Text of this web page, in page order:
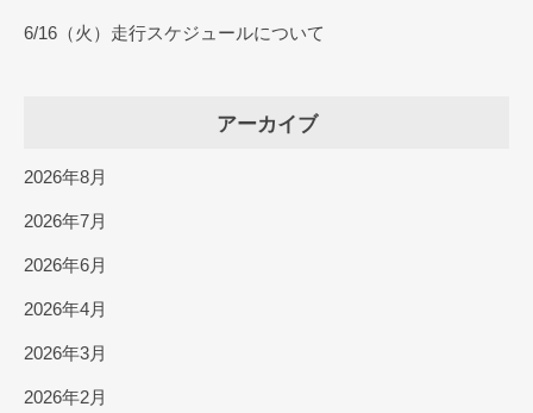
6/16（火）走行スケジュールについて
アーカイブ
2026年8月
2026年7月
2026年6月
2026年4月
2026年3月
2026年2月